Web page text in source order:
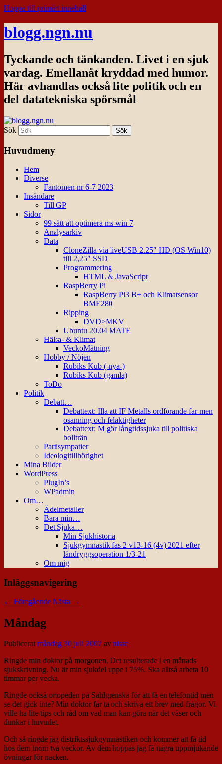
Hoppa till primärt innehåll
blogg.ngn.nu
Tyckande och tänkanden. Livet i en sjuk
vardag. Emellanåt kryddad med humor.
Här avhandlas också lite politik och en
del datatekniska spörsmål
Sök
Huvudmeny
Hem
Diverse
Fantomen nr 6-7 2023
Insändare
Till GP
Sidor
99 sätt att optimera ms win 7
Analysarkiv
Data
CloneZilla via liveUSB 2.25″ HD (OS Win10)
till 2,25″ SSD
Programmering
HTML & JavaScript
RaspBerry Pi
RaspBerry Pi3 B+ och Klimatsensor
BME280
Ripping
DVD>MKV
Ubuntu 20.04 MATE
Hälsa- & Klimat
VeckoMätning
Hobby / Nöjen
Rubiks Kub (-nya-)
Rubiks Kub (gamla)
ToDo
Politik
Debatt…
Debattext: Illa att IF Metalls ordförande far men
osanning och felaktigheter
Debattext: M gör långtidssjuka till politiska
bollträn
Partisympatier
Ideologitillhörighet
Mina Bilder
WordPress
PlugIn’s
WPadmin
Om…
Ädelmetaller
Bara min…
Det Sjuka…
Min Sjukhistoria
Sjukgymnastik fas 2 v13-16 (4v) 2021 efter
ländryggsoperation 1/3-21
Om mig
Inläggsnavigering
← Föregående Nästa →
Måndag
Publiceratmåndag 30 juli 2007 av nisse
Ringde min doktor på morgonen. Det resulterade i en månads
sjukskrivning. Nu är min sjukdel uppe i 75%. Ska alltså arbeta 10
timmar per vecka.
Ringde också ortopeden på Sahlgrenska för att få en telefontid men
se det gick inte? Min doktor får ta och skriva ett brev med frågor. Vi
ville ha lite tips och råd om vad man kan göra när det väser och
dunkar i huvudet.
Och så ringde jag distriktssjukgymnastiken och kommer att få tid
hos dem inom två veckor. Av dem hoppas jag få några uppmjukande
övningar för nacken.